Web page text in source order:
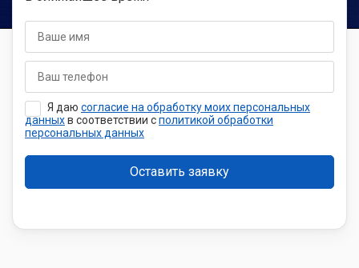
Я даю согласие на обработку моих персональных
данныхв соответствии сполитикой обработки
персональных данных